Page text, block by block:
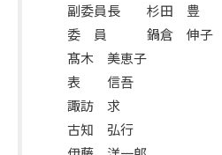
副委員長 杉田 豊
委 員 鍋倉 伸子
髙木 美恵子
表 信吾
諏訪 求
古知 弘行